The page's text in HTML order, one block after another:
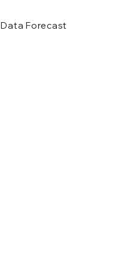
Data Forecast